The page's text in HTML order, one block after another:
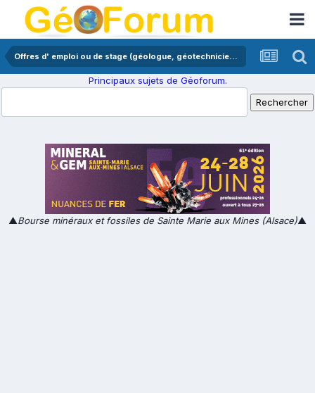
Offres d' emploi ou de stage (géologue, géotechnicien,...)
Principaux sujets de Géoforum.
▲Bourse minéraux et fossiles de Sainte Marie aux Mines (Alsace)▲